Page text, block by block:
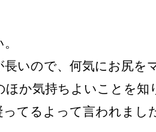
長いので、何気にお尻を
ほか気持ちよいことを知
ってるよって言われまし